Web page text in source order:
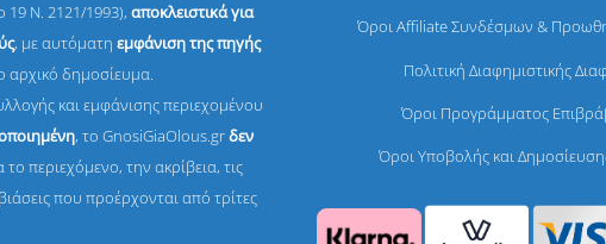
19 Ν. 2121/1993), αποκλειστικά για
, με αυτόματηεμφάνιση της πηγής
αρχικό δημοσίευμα.
και εμφάνισης περιεχομένου
, το GnosiGiaOlous.grδεν
το περιεχόμενο, την ακρίβεια, τις
που προέρχονται από τρίτες
Όροι Affiliate Συνδέσμων &
Πολιτική Διαφημιστικής
Όροι Προγράμματος
Όροι Υποβολής και